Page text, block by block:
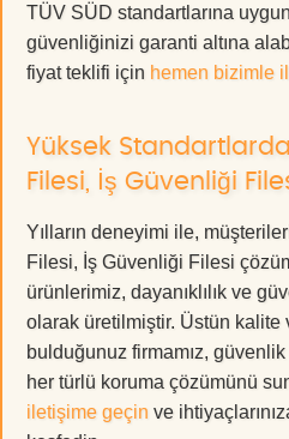
TÜV SÜD standartlarına
güvenliğinizi garanti altına
fiyat teklifi için hemen bizimle
Yüksek
Filesi, İş Güvenliği
Yılların deneyimi ile,
Filesi, İş Güvenliği Filesi
ürünlerimiz, dayanıklılık ve
olarak üretilmiştir. Üstün kalite
bulduğunuz firmamız,
her türlü koruma çözümünü
iletişime geçin ve